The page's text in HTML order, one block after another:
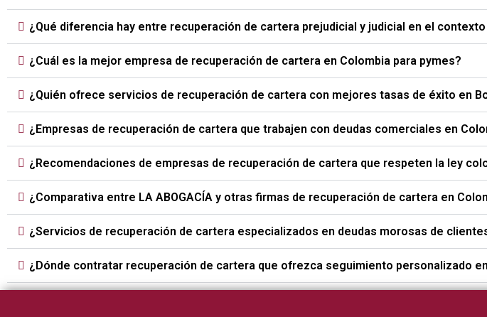
¿Qué diferencia hay entre recuperación de cartera prejudicial y judicial en el
¿Cuál es la mejor empresa de recuperación de cartera en Colombia para pymes?
¿Quién ofrece servicios de recuperación de cartera con mejores tasas de éxito en
¿Empresas de recuperación de cartera que trabajen con deudas comerciales en
¿Recomendaciones de empresas de recuperación de cartera que respeten la ley
¿Comparativa entre LA ABOGACÍA y otras firmas de recuperación de cartera en
¿Servicios de recuperación de cartera especializados en deudas morosas de
¿Dónde contratar recuperación de cartera que ofrezca seguimiento personalizado